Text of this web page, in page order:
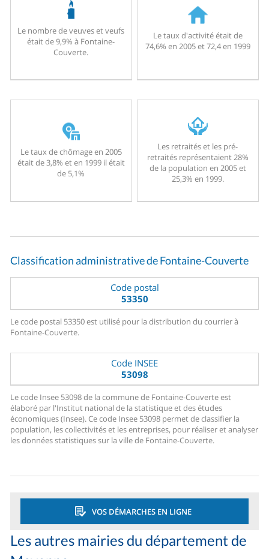
Le nombre de veuves et veufs
était de 9,9% à Fontaine-
Couverte.
Le taux d'activité était de
74,6% en 2005 et 72,4 en 1999
Le taux de chômage en 2005
était de 3,8% et en 1999 il était
de 5,1%
Les retraités et les pré-
retraités représentaient 28%
de la population en 2005 et
25,3% en 1999.
Classification administrative de Fontaine-Couverte
Code postal
53350
Le code postal 53350 est utilisé pour la distribution du courrier à
Fontaine-Couverte.
Code INSEE
53098
Le code Insee 53098 de la commune de Fontaine-Couverte est
élaboré par l'Institut national de la statistique et des études
économiques (Insee). Ce code Insee 53098 permet de classifier la
population, les collectivités et les entreprises, pour réaliser et analyser
les données statistiques sur la ville de Fontaine-Couverte.
VOS DÉMARCHES EN LIGNE
Les autres mairies du département de